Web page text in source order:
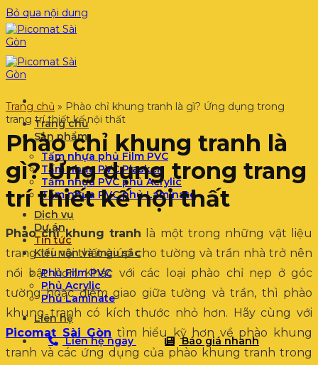
Bỏ qua nội dung
Trang chủ
Sản phẩm
Tấm nhựa phủ Film PVC
Tấm nhựa PVC Plasker
Tấm nhựa PVC phủ Acrylic
Tấm nhựa PVC phủ Laminate
Dịch vụ
Dự án
Tin tức
Kiểu vân và màu sắc
Phủ Film PVC
Phủ Acrylic
Phủ Laminate
Liên hệ
Liên hệ ngay
Báo giá nhanh
Trang chủ » Phào chỉ khung tranh là gì? Ứng dụng trong
trang trí thiết kế nội thất
Phào chỉ khung tranh là
gì? Ứng dụng trong trang
trí thiết kế nội thất
Phào chỉ khung tranh là một trong những vật liệu
trang trí nội thất giúp cho tường và trần nhà trở nên
nổi bật hơn. Khác với các loại phào chỉ nẹp ở góc
tường hoặc điểm giao giữa tường và trần, thì phào
khung tranh có kích thước nhỏ hơn. Hãy cùng với
Picomat Sài Gòn tìm hiểu kỹ hơn về phào khung
tranh và các ứng dụng của phào khung tranh trong